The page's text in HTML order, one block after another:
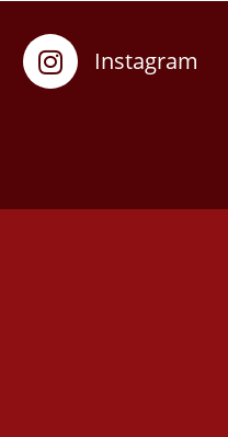
Instagram